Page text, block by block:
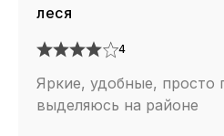
леся
4
Яркие, удобные, просто
выделяюсь на районе